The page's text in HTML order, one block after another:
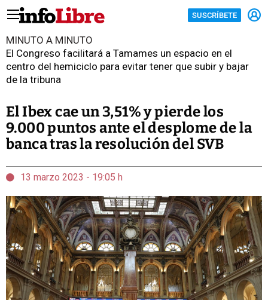
SUSCRÍBETE
MINUTO A MINUTO
El Congreso facilitará a Tamames un espacio en el
centro del hemiciclo para evitar tener que subir y bajar
de la tribuna
El Ibex cae un 3,51% y pierde los
9.000 puntos ante el desplome de la
banca tras la resolución del SVB
13 marzo 2023 - 19:05 h